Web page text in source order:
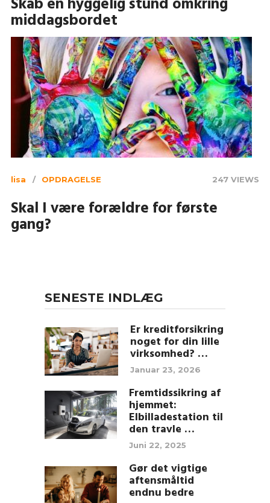
middagsbordet
lisa OPDRAGELSE 247 VIEWS
Skal I være forældre for første
gang?
SENESTE INDLÆG
Er kreditforsikring
noget for din lille
virksomhed? …
Januar 23, 2026
Fremtidssikring af
hjemmet:
Elbilladestation til
den travle …
Juni 22, 2025
Gør det vigtige
aftensmåltid
endnu bedre